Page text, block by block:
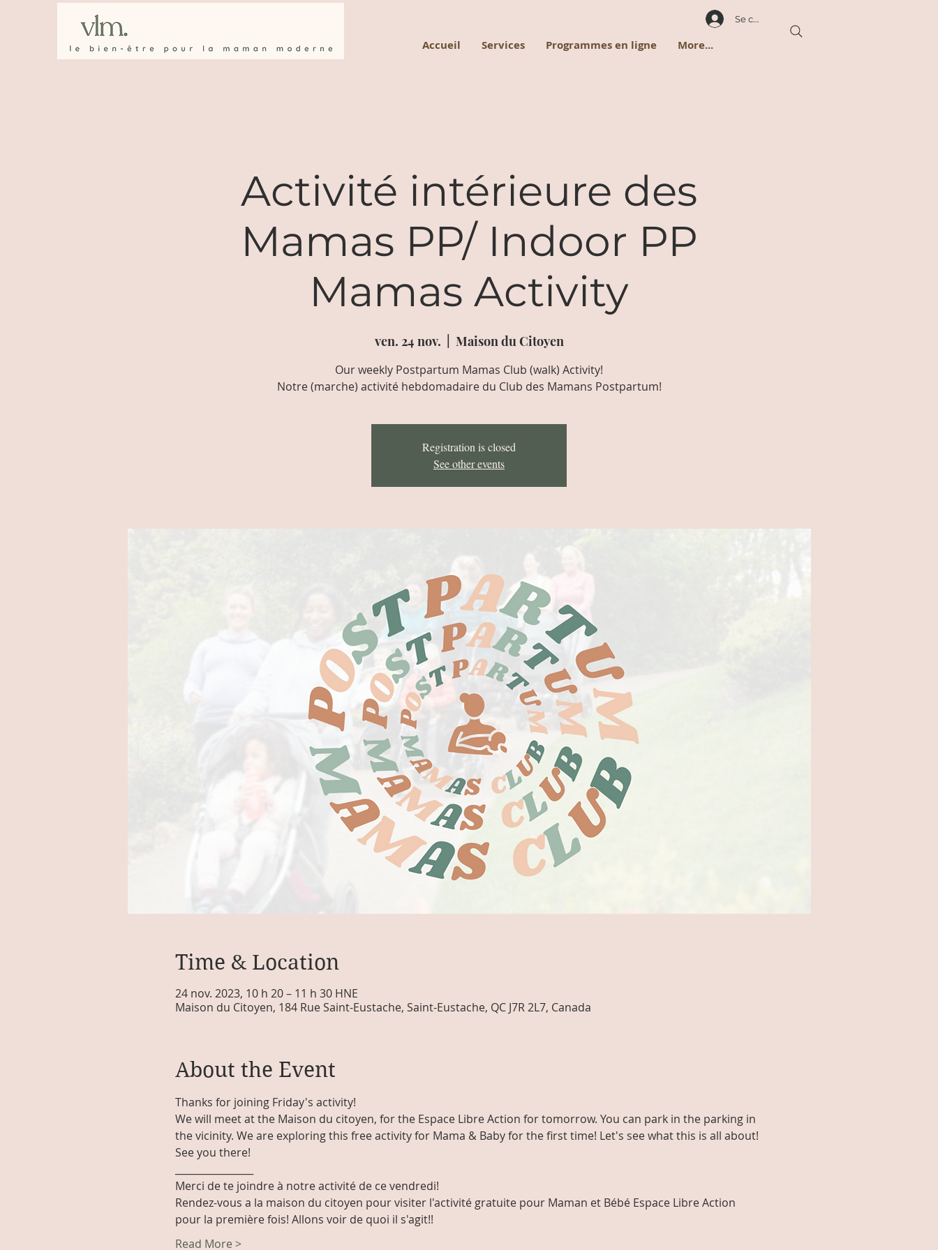
Se connecter
Accueil Services Programmes en ligne More...
Activité intérieure des
Mamas PP/ Indoor PP
Mamas Activity
ven. 24 nov. Maison du Citoyen
Our weekly Postpartum Mamas Club (walk) Activity!
Notre (marche) activité hebdomadaire du Club des Mamans Postpartum!
Registration is closed
See other events
Time & Location
24 nov. 2023, 10 h 20 – 11 h 30 HNE
Maison du Citoyen, 184 Rue Saint-Eustache, Saint-Eustache, QC J7R 2L7, Canada
About the Event
Thanks for joining Friday's activity!
We will meet at the Maison du citoyen, for the Espace Libre Action for tomorrow. You can park in the parking in
the vicinity. We are exploring this free activity for Mama & Baby for the first time! Let's see what this is all about!
See you there!
Merci de te joindre à notre activité de ce vendredi!
Rendez-vous a la maison du citoyen pour visiter l'activité gratuite pour Maman et Bébé Espace Libre Action
pour la première fois! Allons voir de quoi il s'agit!!
Read More >